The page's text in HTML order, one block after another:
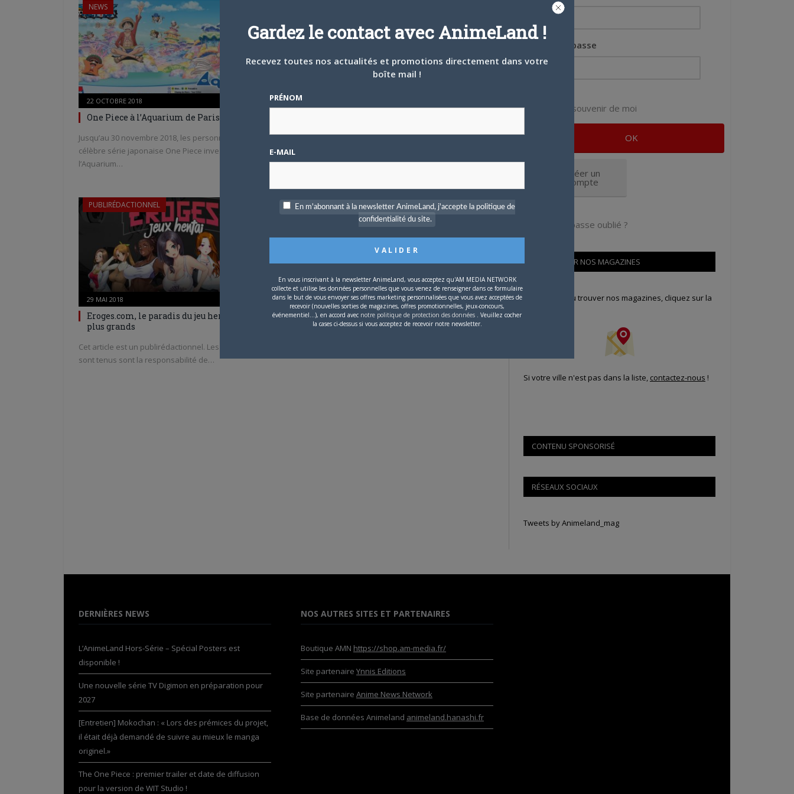
NEWS
22 OCTOBRE 2018
One Piece à l’Aquarium de Paris !
Jusqu’au 30 novembre 2018, les personnages de la
célèbre série japonaise One Piece investissent
l’Aquarium…
économiser beaucoup sur les frais d’envoi, et nous
PUBLIRÉDACTIONNEL
29 MAI 2018
Eroges.com, le paradis du jeu hentai pour les
plus grands
Cet article est un publirédactionnel. Les propos qui y
sont tenus sont la responsabilité de…
Mot de passe
Se souvenir de moi
Créer un
compte
Mot de passe oublié ?
OÙ TROUVER NOS MAGAZINES
Pour savoir où trouver nos magazines, cliquez sur la
Si votre ville n'est pas dans la liste, contactez-nous !
CONTENU SPONSORISÉ
RÉSEAUX SOCIAUX
Tweets by Animeland_mag
DERNIÈRES NEWS
L’AnimeLand Hors-Série – Spécial Posters est
disponible !
Une nouvelle série TV Digimon en préparation pour
2027
[Entretien] Mokochan : « Lors des prémices du projet,
il était déjà demandé de suivre au mieux le manga
originel.»
The One Piece : premier trailer et date de diffusion
pour la version de WIT Studio !
NOS AUTRES SITES ET PARTENAIRES
Boutique AMN https://shop.am-media.fr/
Site partenaire Ynnis Editions
Site partenaire Anime News Network
Base de données Animeland animeland.hanashi.fr
Gardez le contact avec AnimeLand !
Recevez toutes nos actualités et promotions directement dans votre
boîte mail !
PRÉNOM
E-MAIL
En m'abonnant à la newsletter AnimeLand, j'accepte la politique de
confidentialité du site.
En vous inscrivant à la newsletter AnimeLand, vous acceptez qu'AM MEDIA NETWORK
collecte et utilise les données personnelles que vous venez de renseigner dans ce formulaire
dans le but de vous envoyer ses offres marketing personnalisées que vous avez acceptées de
recevoir (nouvelles sorties de magazines, offres promotionnelles, jeux-concours,
événementiel...), en accord avec notre politique de protection des données . Veuillez cocher
la cases ci-dessus si vous acceptez de recevoir notre newsletter.